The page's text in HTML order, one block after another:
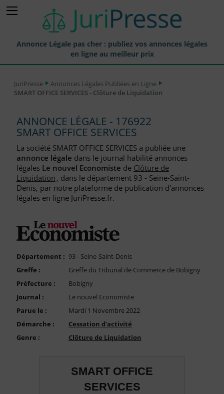
Annonce Légale pas cher : publiez vos annonces légales
en ligne au meilleur prix
Annonces Légales Publiées
Journaux Habilités (JAL) Annonces Légales
Départements pour la Publication d'Annonces Légales
Liste des Greffes
Liste des CCI
FAQ
Compte PRO
JuriPresse
Annonces Légales Publiées en Ligne
SMART OFFICE SERVICES - Clôture de Liquidation
ANNONCE LÉGALE - 176922
SMART OFFICE SERVICES
La société SMART OFFICE SERVICES a publiée une
annonce légale dans le journal habilité annonces
légales Le nouvel Economiste de Clôture de
Liquidation, dans le département 93 - Seine-Saint-
Denis, par notre plateforme de publication d'annonces
légales en ligne JuriPresse.fr.
Département : 93 - Seine-Saint-Denis
Greffe :
Greffe du Tribunal de Commerce de Bobigny
Préfecture :
Bobigny
Journal :
Le nouvel Economiste
Parue le :
Mardi 1 Novembre 2022
Démarche :
Cessation d'activité
Genre :
Clôture de Liquidation
SMART OFFICE
SERVICES